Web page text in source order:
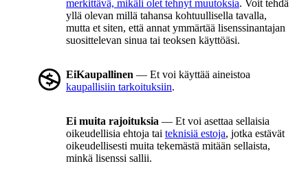
merkittävä, mikäli olet tehnyt muutoksia. Voit tehdä
yllä olevan millä tahansa kohtuullisella tavalla,
mutta et siten, että annat ymmärtää lisenssinantajan
suosittelevan sinua tai teoksen käyttöäsi.
EiKaupallinen — Et voi käyttää aineistoa
kaupallisiin tarkoituksiin.
Ei muita rajoituksia — Et voi asettaa sellaisia
oikeudellisia ehtoja tai teknisiä estoja, jotka estävät
oikeudellisesti muita tekemästä mitään sellaista,
minkä lisenssi sallii.